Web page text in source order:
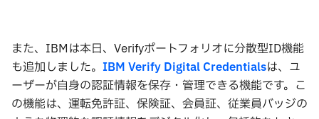
また、IBMは本日、Verifyポートフォリオに分散型ID機能
も追加しました。 IBM Verify Digital Credentialsは、ユ
ーザーが自身の認証情報を保存・管理できる機能です。こ
の機能は、運転免許証、保険証、会員証、従業員バッジの